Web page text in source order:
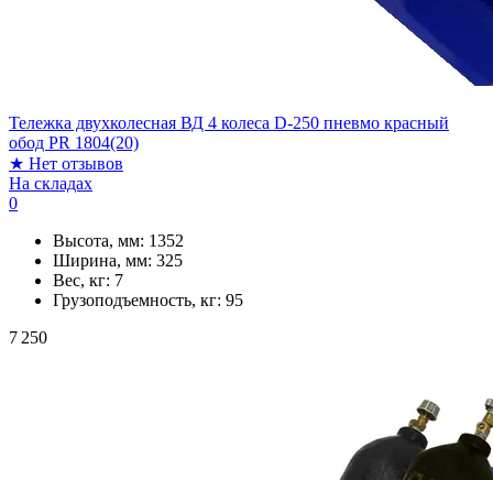
Тележка двухколесная ВД 4 колеса D-250 пневмо красный
обод PR 1804(20)
★ Нет отзывов
На складах
0
Высота, мм: 1352
Ширина, мм: 325
Вес, кг: 7
Грузоподъемность, кг: 95
7 250